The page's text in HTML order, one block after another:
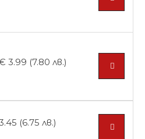
3.99 (7.80 лв.)
(6.75 лв.)